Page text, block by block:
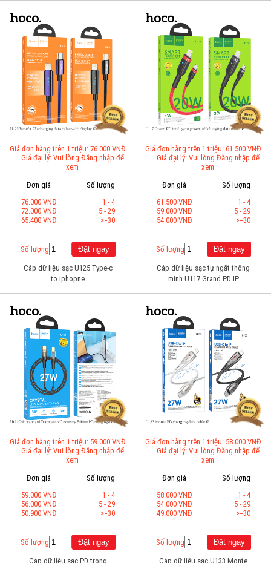
Giá đơn hàng trên 1 triệu: 76.000 VNĐ
Giá đại lý: Vui lòng Đăng nhập để
xem
Đơn giá
76.000 VNĐ
72.000 VNĐ
65.400 VNĐ
Số lượng
1 - 4
5 - 29
>=30
Số lượng
Cáp dữ liệu sạc U125 Type-c
to iphopne
Giá đơn hàng trên 1 triệu: 61.500 VNĐ
Giá đại lý: Vui lòng Đăng nhập để
xem
Đơn giá
61.500 VNĐ
59.000 VNĐ
54.000 VNĐ
Số lượng
1 - 4
5 - 29
>=30
Số lượng
Cáp dữ liệu sạc tự ngắt thông
minh U117 Grand PD IP
Giá đơn hàng trên 1 triệu: 59.000 VNĐ
Giá đại lý: Vui lòng Đăng nhập để
xem
Đơn giá
59.000 VNĐ
56.000 VNĐ
50.900 VNĐ
Số lượng
1 - 4
5 - 29
>=30
Số lượng
Cáp dữ liệu sạc PD trong
Giá đơn hàng trên 1 triệu: 58.000 VNĐ
Giá đại lý: Vui lòng Đăng nhập để
xem
Đơn giá
58.000 VNĐ
54.000 VNĐ
49.000 VNĐ
Số lượng
1 - 4
5 - 29
>=30
Số lượng
Cáp dữ liệu sạc U133 Monte